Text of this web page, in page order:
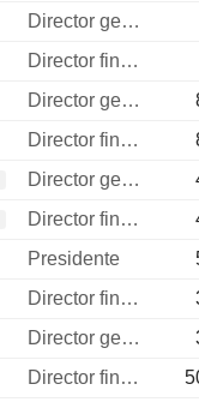
Director general
Director financiero
Director general
Director financiero
Director general
Director financiero
Presidente
Director financiero
Director general
Director financiero